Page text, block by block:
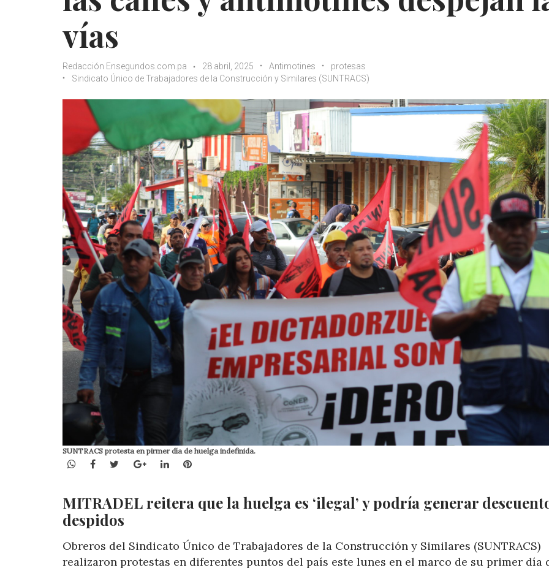
vías
Redacción Ensegundos.com.pa 28 abril, 2025 Antimotines
protesas
Sindicato Único de Trabajadores de la Construcción y Similares (SUNTRACS)
SUNTRACS protesta en pirmer día de huelga indefinida.
WhatsApp
Facebook
TwitterGoogle+LinkedInPinterest
MITRADEL reitera que la huelga es ‘ilegal’ y podría generar
despidos
Obreros del Sindicato Único de Trabajadores de la Construcción y Similares (SUNTRACS)
realizaron protestas en diferentes puntos del país este lunes en el marco de su primer día